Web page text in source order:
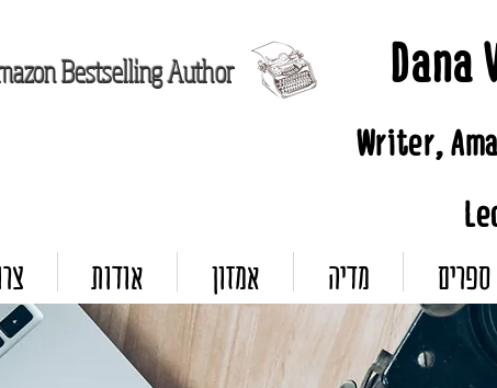
Dana
Writer,
Bestselling Author
ספרים מדיה אמזון אודות